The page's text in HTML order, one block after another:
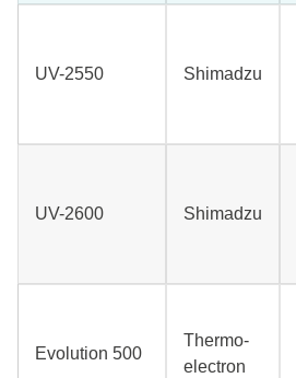
UV-2550 Shimadzu
UV-2600 Shimadzu
Evolution 500
Thermo-
electron